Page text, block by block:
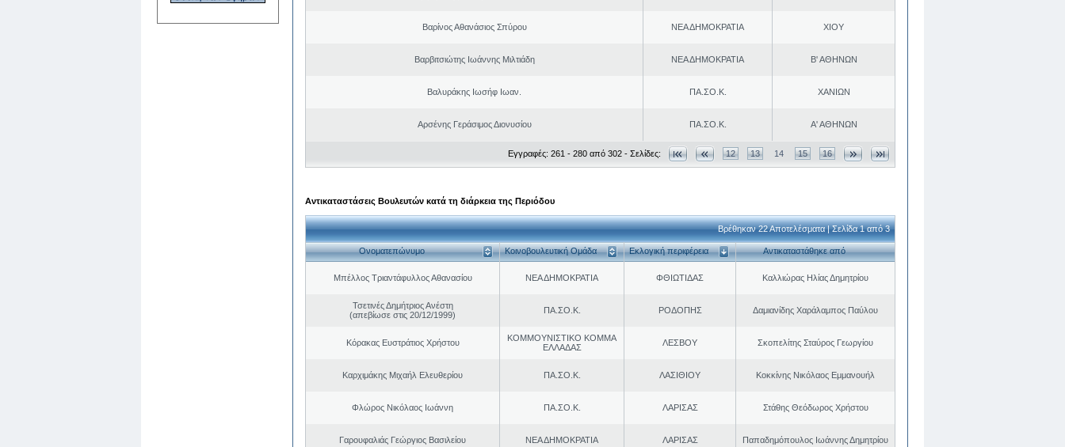
Βαρίνος Αθανάσιος Σπύρου ΝΕΑ ΔΗΜΟΚΡΑΤΙΑ ΧΙΟΥ
Βαρβιτσιώτης Ιωάννης Μιλτιάδη ΝΕΑ ΔΗΜΟΚΡΑΤΙΑ Β' ΑΘΗΝΩΝ
Βαλυράκης Ιωσήφ Ιωαν. ΠΑ.ΣΟ.Κ. ΧΑΝΙΩΝ
Αρσένης Γεράσιμος Διονυσίου ΠΑ.ΣΟ.Κ. Α' ΑΘΗΝΩΝ
Εγγραφές: 261 - 280 από 302 - Σελίδες: 12 13 14 15 16
Αντικαταστάσεις Βουλευτών κατά τη διάρκεια της Περιόδου
Βρέθηκαν 22 Αποτελέσματα | Σελίδα 1 από 3
Ονοματεπώνυμο Κοινοβουλευτική Ομάδα Εκλογική περιφέρεια Αντικαταστάθηκε από
Μπέλλος Τριαντάφυλλος Αθανασίου ΝΕΑ ΔΗΜΟΚΡΑΤΙΑ ΦΘΙΩΤΙΔΑΣ Καλλιώρας Ηλίας Δημητρίου
Τσετινές Δημήτριος Ανέστη
(απεβίωσε στις 20/12/1999)
ΠΑ.ΣΟ.Κ. ΡΟΔΟΠΗΣ Δαμιανίδης Χαράλαμπος Παύλου
Κόρακας Ευστράτιος Χρήστου
ΚΟΜΜΟΥΝΙΣΤΙΚΟ ΚΟΜΜΑ
ΕΛΛΑΔΑΣ
ΛΕΣΒΟΥ Σκοπελίτης Σταύρος Γεωργίου
Καρχιμάκης Μιχαήλ Ελευθερίου ΠΑ.ΣΟ.Κ. ΛΑΣΙΘΙΟΥ Κοκκίνης Νικόλαος Εμμανουήλ
Φλώρος Νικόλαος Ιωάννη ΠΑ.ΣΟ.Κ. ΛΑΡΙΣΑΣ Στάθης Θεόδωρος Χρήστου
Γαρουφαλιάς Γεώργιος Βασιλείου ΝΕΑ ΔΗΜΟΚΡΑΤΙΑ ΛΑΡΙΣΑΣ Παπαδημόπουλος Ιωάννης Δημητρίου